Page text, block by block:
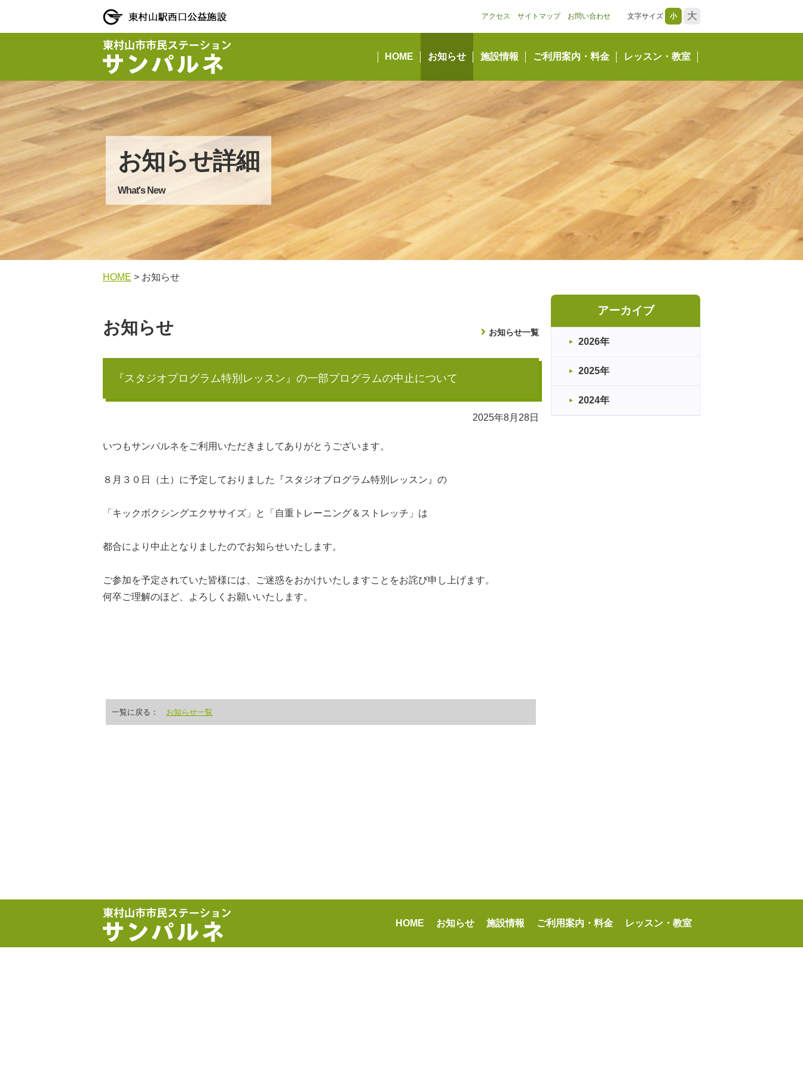
アクセス サイトマップ お問い合わせ
HOME お知らせ 施設情報 ご利用案内・料金 レッスン・教室
文字サイズ 小 大
お知らせ詳細
What's New
HOME > お知らせ
お知らせ お知らせ一覧
『スタジオプログラム特別レッスン』の一部プログラムの中止について
2025年8月28日
いつもサンパルネをご利用いただきましてありがとうございます。
８月３０日（土）に予定しておりました『スタジオプログラム特別レッスン』の
「キックボクシングエクササイズ」と「自重トレーニング＆ストレッチ」は
都合により中止となりましたのでお知らせいたします。
ご参加を予定されていた皆様には、ご迷惑をおかけいたしますことをお詫び申し上げます。
何卒ご理解のほど、よろしくお願いいたします。
一覧に戻る： お知らせ一覧
アーカイブ
2026年
2025年
2024年
HOME お知らせ 施設情報 ご利用案内・料金 レッスン・教室